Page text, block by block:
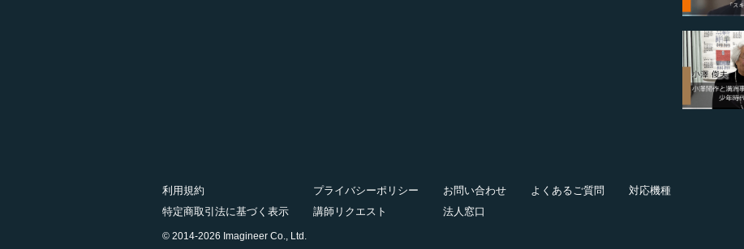
利用規約 プライバシーポリシー お問い合わせ よくあるご質問
対応機種
特定商取引法に基づく表示
講師リクエスト 法人窓口
© 2014-2026 Imagineer Co., Ltd.